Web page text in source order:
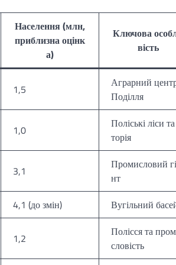
Населення (млн,
приблизна оцінк
а)
Ключова
вість
1,5
Аграрний
Поділля
1,0
Поліські ліси та
торія
3,1
Промисловий
нт
4,1 (до змін) Вугільний
1,2
Полісся та
словість